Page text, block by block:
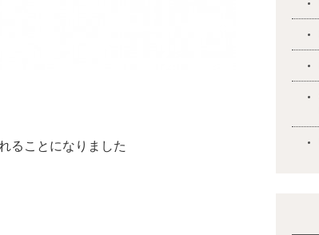
ることになりました